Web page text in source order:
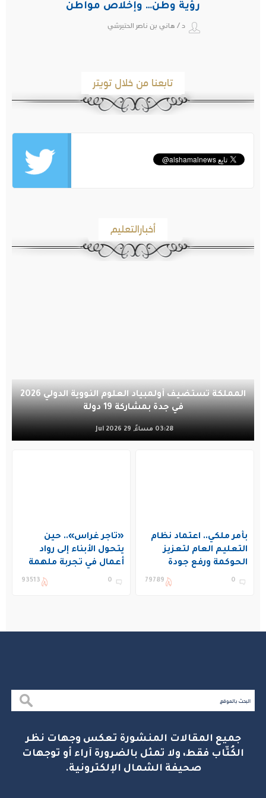
رؤية وطن… وإخلاص مواطن
د / هاني بن ناصر الحتيرشي
تابعنا من خلال تويتر
أخبارالتعليم
المملكة تستضيف أولمبياد العلوم النووية الدولي 2026
في جدة بمشاركة 19 دولة
03:28 مساءً, 29 Jul 2026
بأمر ملكي.. اعتماد نظام
التعليم العام لتعزيز
الحوكمة ورفع جودة
التعليم في المملكة
0
79789
«تاجر غراس».. حين
يتحول الأبناء إلى رواد
أعمال في تجربة ملهمة
بنادي غراس الصيفي
0
93513
جميع المقالات المنشورة تعكس وجهات نظر
الكُتّاب فقط، ولا تمثل بالضرورة آراء أو توجهات
صحيفة الشمال الإلكترونية.